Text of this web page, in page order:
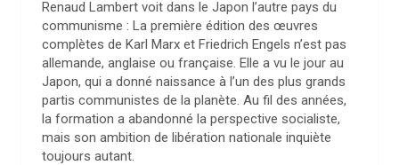
Renaud Lambert voit dans le Japon l’autre pays du
communisme : La première édition des œuvres
complètes de Karl Marx et Friedrich Engels n’est pas
allemande, anglaise ou française. Elle a vu le jour au
Japon, qui a donné naissance à l’un des plus grands
partis communistes de la planète. Au fil des années,
la formation a abandonné la perspective socialiste,
mais son ambition de libération nationale inquiète
toujours autant.